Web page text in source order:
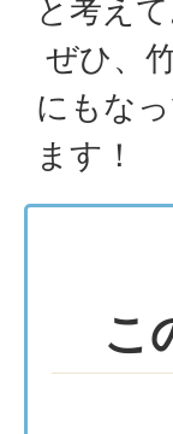
と考え
ぜひ、
にもな
ます！
こ